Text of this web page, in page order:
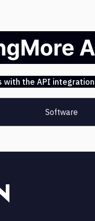
with the API
Software